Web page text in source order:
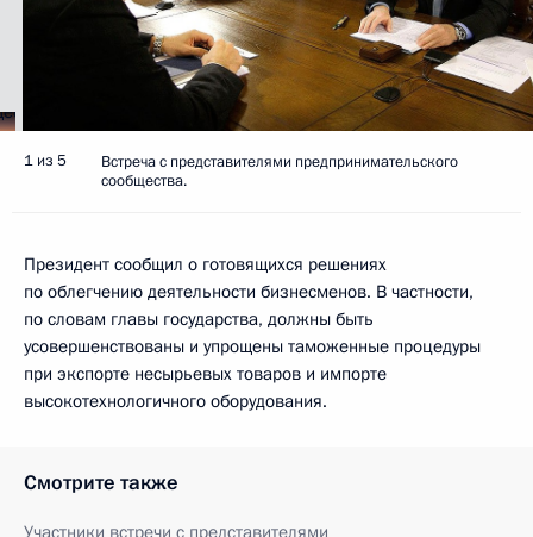
1 из 5
Встреча с представителями предпринимательского
сообщества.
Президент сообщил о готовящихся решениях
по облегчению деятельности бизнесменов. В частности,
по словам главы государства, должны быть
усовершенствованы и упрощены таможенные процедуры
при экспорте несырьевых товаров и импорте
высокотехнологичного оборудования.
Смотрите также
Участники встречи с представителями